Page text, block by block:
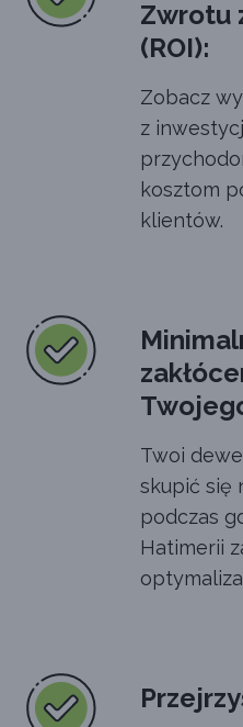
Zwrotu
(ROI):
Zobacz
z
kosztom
klientów.
Twoi
skupić się
podczas
Hatimerii